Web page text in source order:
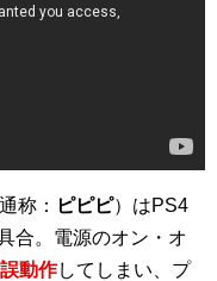
称： ピピピ）はPS4
合。電源のオン・オ
誤動作してしまい、プ